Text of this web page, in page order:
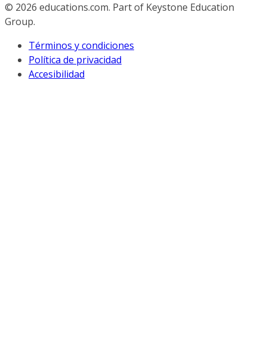
© 2026 educations.com. Part of Keystone Education
Group.
Términos y condiciones
Política de privacidad
Accesibilidad